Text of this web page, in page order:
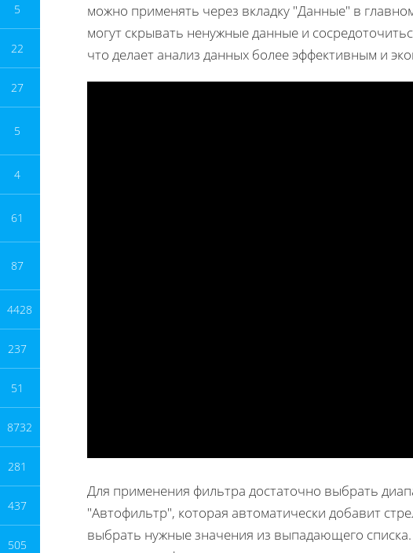
5
22
27
5
4
61
87
4428
237
51
8732
281
437
505
можно применять через вкладку "Данные" в
могут скрывать ненужные данные и
что делает анализ данных более эффективным и
Для применения фильтра достаточно выбрать
"Автофильтр", которая автоматически добавит
выбрать нужные значения из выпадающего